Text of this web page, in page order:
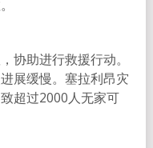
协助进行救援行动。
展缓慢。塞拉利昂灾
超过2000人无家可